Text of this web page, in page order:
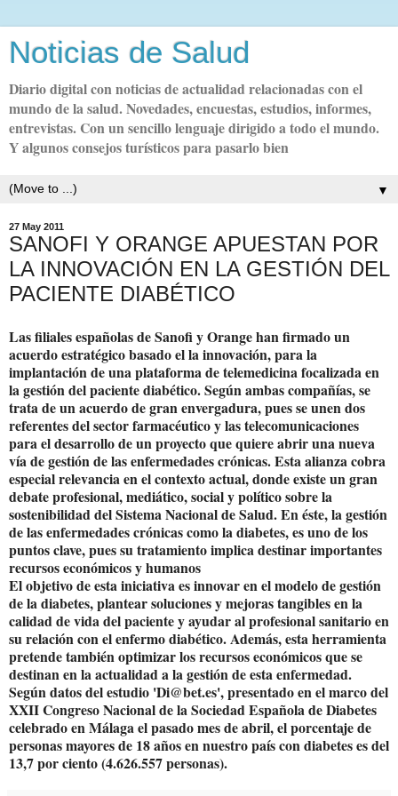
Noticias de Salud
Diario digital con noticias de actualidad relacionadas con el
mundo de la salud. Novedades, encuestas, estudios, informes,
entrevistas. Con un sencillo lenguaje dirigido a todo el mundo.
Y algunos consejos turísticos para pasarlo bien
▼
27 May 2011
SANOFI Y ORANGE APUESTAN POR
LA INNOVACIÓN EN LA GESTIÓN DEL
PACIENTE DIABÉTICO
Las filiales españolas de Sanofi y Orange han firmado un
acuerdo estratégico basado el la innovación, para la
implantación de una plataforma de telemedicina focalizada en
la gestión del paciente diabético. Según ambas compañías, se
trata de un acuerdo de gran envergadura, pues se unen dos
referentes del sector farmacéutico y las telecomunicaciones
para el desarrollo de un proyecto que quiere abrir una nueva
vía de gestión de las enfermedades crónicas. Esta alianza cobra
especial relevancia en el contexto actual, donde existe un gran
debate profesional, mediático, social y político sobre la
sostenibilidad del Sistema Nacional de Salud. En éste, la gestión
de las enfermedades crónicas como la diabetes, es uno de los
puntos clave, pues su tratamiento implica destinar importantes
recursos económicos y humanos
El objetivo de esta iniciativa es innovar en el modelo de gestión
de la diabetes, plantear soluciones y mejoras tangibles en la
calidad de vida del paciente y ayudar al profesional sanitario en
su relación con el enfermo diabético. Además, esta herramienta
pretende también optimizar los recursos económicos que se
destinan en la actualidad a la gestión de esta enfermedad.
Según datos del estudio 'Di@bet.es', presentado en el marco del
XXII Congreso Nacional de la Sociedad Española de Diabetes
celebrado en Málaga el pasado mes de abril, el porcentaje de
personas mayores de 18 años en nuestro país con diabetes es del
13,7 por ciento (4.626.557 personas).